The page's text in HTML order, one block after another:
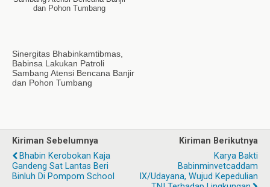
Sinergitas Bhabinkamtibmas,
Babinsa Lakukan Patroli
Sambang Atensi Bencana Banjir
dan Pohon Tumbang
Kiriman Sebelumnya
Bhabin Kerobokan Kaja
Gandeng Sat Lantas Beri
Binluh Di Pompom School
Kiriman Berikutnya
Karya Bakti
Babinminvetcaddam
IX/Udayana, Wujud Kepedulian